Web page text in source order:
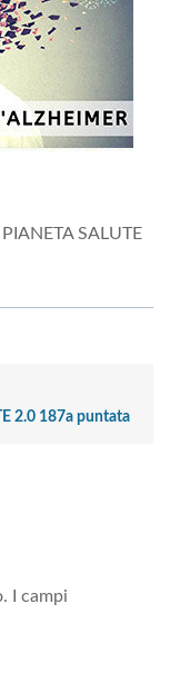
SALUTE
2.0 187a puntata
I campi